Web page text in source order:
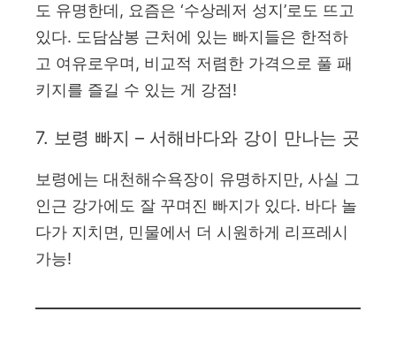
도 유명한데, 요즘은 ‘수상레저 성지’로도 뜨고
있다. 도담삼봉 근처에 있는 빠지들은 한적하
고 여유로우며, 비교적 저렴한 가격으로 풀 패
키지를 즐길 수 있는 게 강점!
7. 보령 빠지 – 서해바다와 강이 만나는 곳
보령에는 대천해수욕장이 유명하지만, 사실 그
인근 강가에도 잘 꾸며진 빠지가 있다. 바다 놀
다가 지치면, 민물에서 더 시원하게 리프레시
가능!